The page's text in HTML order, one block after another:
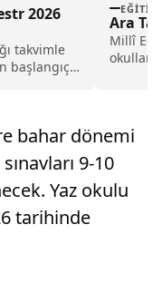
2026
takvimle
başlangıç
EĞITIM
Ara
Millî
bahar dönemi
9-10
Yaz okulu
tarihinde